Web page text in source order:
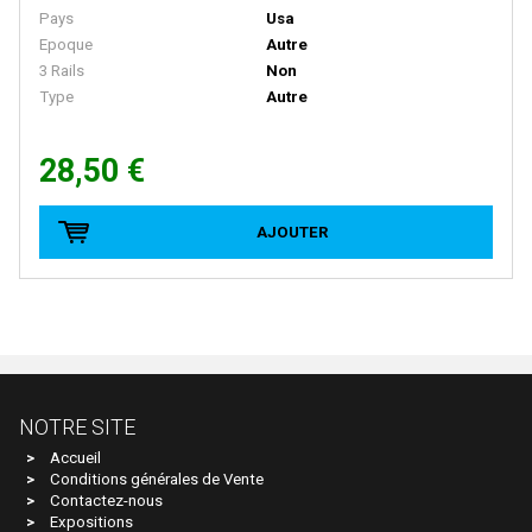
FRATESCHI
FULGUREX
GABOR
GENESIS
GRAHAM FARISH
HAG
HATTONS
HAXO MODELE
HEINZL
Pays
Usa
Epoque
Autre
3 Rails
Non
Type
Autre
28,50 €
AJOUTER
NOTRE SITE
Accueil
Conditions générales de Vente
Contactez-nous
Expositions